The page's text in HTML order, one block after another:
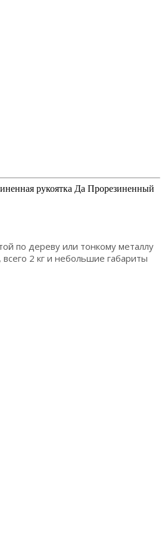
рукоятка Да Прорезиненный
по дереву или тонкому металлу
2 кг и небольшие габариты